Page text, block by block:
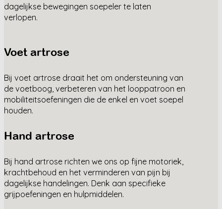
dagelijkse bewegingen soepeler te laten
verlopen.
Voet artrose
Bij voet artrose draait het om ondersteuning van
de voetboog, verbeteren van het looppatroon en
mobiliteitsoefeningen die de enkel en voet soepel
houden.
Hand artrose
Bij hand artrose richten we ons op fijne motoriek,
krachtbehoud en het verminderen van pijn bij
dagelijkse handelingen. Denk aan specifieke
grijpoefeningen en hulpmiddelen.